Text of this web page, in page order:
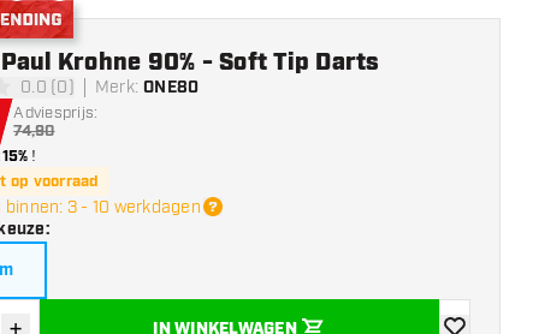
0.0 (0) Merk: ONE80
Krohne 90% - Soft Tip Darts
Adviesprijs:
74,90
15% !
op voorraad
binnen: 3 - 10 werkdagen
:
IN WINKELWAGEN